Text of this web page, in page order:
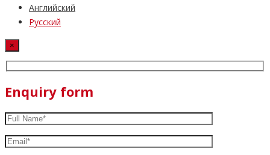
Английский
Русский
×
Enquiry form